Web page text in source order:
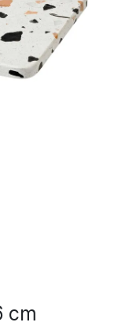
cm